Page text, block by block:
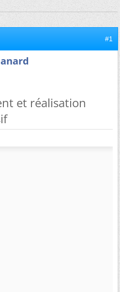
#1
et réalisation